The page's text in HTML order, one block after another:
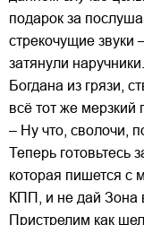
подарок за
стрекочущие звуки
затянули
Богдана из грязи,
всё тот же мерзкий
– Ну что, сволочи,
Теперь готовьтесь
которая пишется с
КПП, и не дай Зона
Пристрелим как